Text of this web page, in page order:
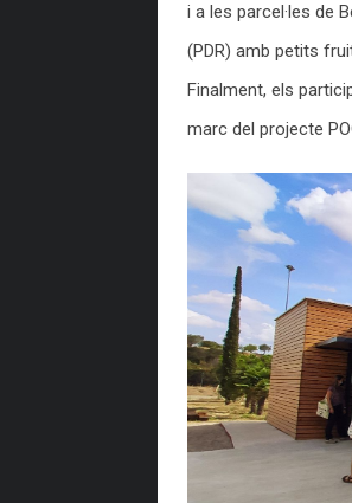
i a les parcel·les de
(PDR) amb petits
Finalment, els
marc del projecte